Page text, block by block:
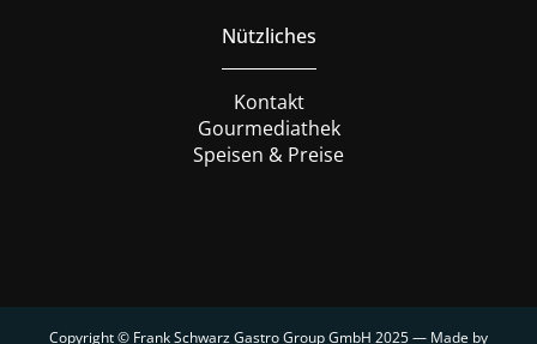
Nützliches
Kontakt
Gourmediathek
Speisen & Preise
Copyright © Frank Schwarz Gastro Group GmbH 2025 — Made by